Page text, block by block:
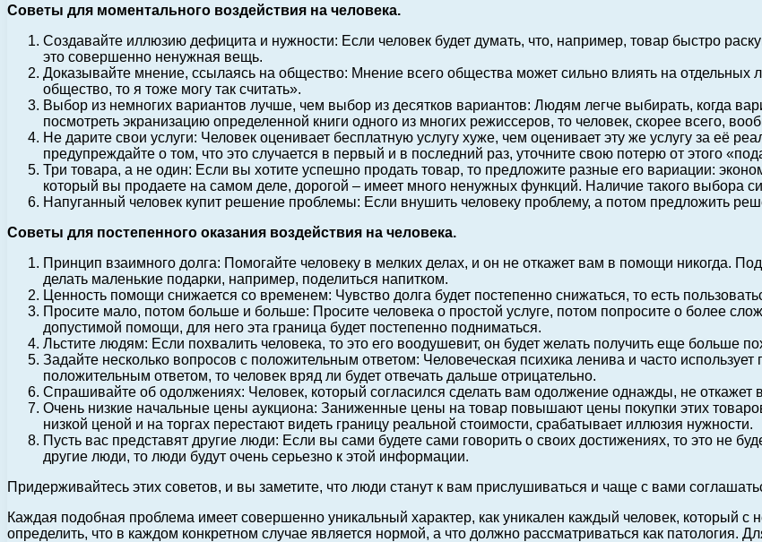
Советы для моментального воздействия на человека.
Создавайте иллюзию дефицита и нужности: Если человек будет думать, что, например, товар быстро
это совершенно ненужная вещь.
Доказывайте мнение, ссылаясь на общество: Мнение всего общества может сильно влиять на отдельных
общество, то я тоже могу так считать».
Выбор из немногих вариантов лучше, чем выбор из десятков вариантов: Людям легче выбирать, когда
посмотреть экранизацию определенной книги одного из многих режиссеров, то человек, скорее всего,
Не дарите свои услуги: Человек оценивает бесплатную услугу хуже, чем оценивает эту же услугу за её
предупреждайте о том, что это случается в первый и в последний раз, уточните свою потерю от этого
Три товара, а не один: Если вы хотите успешно продать товар, то предложите разные его вариации:
который вы продаете на самом деле, дорогой – имеет много ненужных функций. Наличие такого выбора
Напуганный человек купит решение проблемы: Если внушить человеку проблему, а потом предложить
Советы для постепенного оказания воздействия на человека.
Принцип взаимного долга: Помогайте человеку в мелких делах, и он не откажет вам в помощи никогда.
делать маленькие подарки, например, поделиться напитком.
Ценность помощи снижается со временем: Чувство долга будет постепенно снижаться, то есть
Просите мало, потом больше и больше: Просите человека о простой услуге, потом попросите о более
допустимой помощи, для него эта граница будет постепенно подниматься.
Льстите людям: Если похвалить человека, то это его воодушевит, он будет желать получить еще больше
Задайте несколько вопросов с положительным ответом: Человеческая психика ленива и часто
положительным ответом, то человек вряд ли будет отвечать дальше отрицательно.
Спрашивайте об одолжениях: Человек, который согласился сделать вам одолжение однажды, не
Очень низкие начальные цены аукциона: Заниженные цены на товар повышают цены покупки этих
низкой ценой и на торгах перестают видеть границу реальной стоимости, срабатывает иллюзия нужности.
Пусть вас представят другие люди: Если вы сами будете сами говорить о своих достижениях, то это не
другие люди, то люди будут очень серьезно к этой информации.
Придерживайтесь этих советов, и вы заметите, что люди станут к вам прислушиваться и чаще с вами
Каждая подобная проблема имеет совершенно уникальный характер, как уникален каждый человек, который с
определить, что в каждом конкретном случае является нормой, а что должно рассматриваться как